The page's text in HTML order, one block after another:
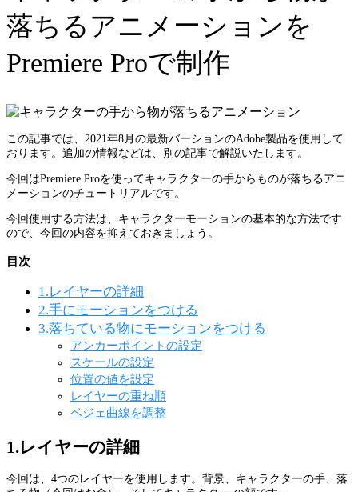
落ちるアニメーションを
Premiere Proで制作
この記事では、2021年8月の最新バーションのAdobe製品を使用して
おります。追加の情報などは、別の記事で解説いたします。
今回はPremiere Proを使ってキャラクターの手からものが落ちるアニ
メーションのチュートリアルです。
今回使用する方法は、キャラクターモーションの基本的な方法です
ので、今回の内容を抑えておきましょう。
目次
1.レイヤーの詳細
2.手にモーションをつける
3.落ちている物にモーションをつける
アンカーポイントの設定
スケールの設定
位置の値を設定
レイヤーの重ね順
ベジェ曲線を調整
1.レイヤーの詳細
今回は、4つのレイヤーを使用します。背景、キャラクターの手、落